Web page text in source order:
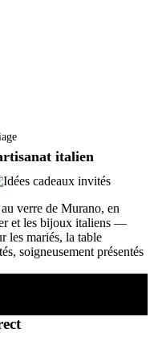
italien
verre de Murano, en
et les bijoux italiens —
les mariés, la table
soigneusement présentés